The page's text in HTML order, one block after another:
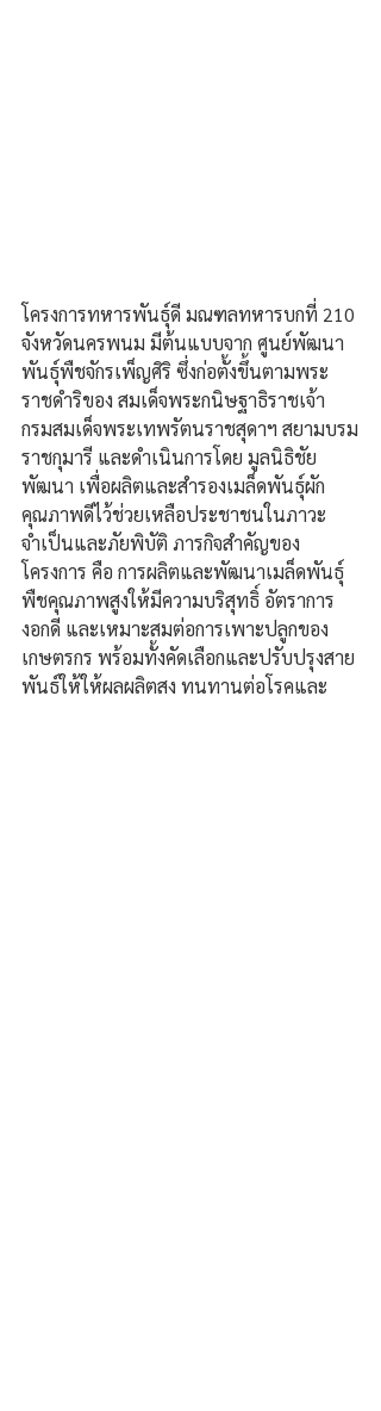
โครงการทหารพันธุ์ดี มณฑลทหารบกที่ 210
จังหวัดนครพนม มีต้นแบบจาก ศูนย์พัฒนา
พันธุ์พืชจักรเพ็ญศิริ ซึ่งก่อตั้งขึ้นตามพระ
ราชดำริของ สมเด็จพระกนิษฐาธิราชเจ้า
กรมสมเด็จพระเทพรัตนราชสุดาฯ สยามบรม
ราชกุมารี และดำเนินการโดย มูลนิธิชัย
พัฒนา เพื่อผลิตและสำรองเมล็ดพันธุ์ผัก
คุณภาพดีไว้ช่วยเหลือประชาชนในภาวะ
จำเป็นและภัยพิบัติ ภารกิจสำคัญของ
โครงการ คือ การผลิตและพัฒนาเมล็ดพันธุ์
พืชคุณภาพสูงให้มีความบริสุทธิ์ อัตราการ
งอกดี และเหมาะสมต่อการเพาะปลูกของ
เกษตรกร พร้อมทั้งคัดเลือกและปรับปรุงสาย
พันธุ์ให้ให้ผลผลิตสูง ทนทานต่อโรคและ